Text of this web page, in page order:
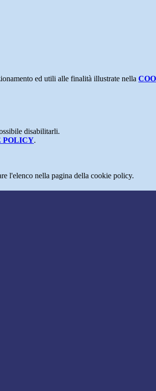
ed utili alle finalità illustrate nella
disabilitarli.
POLICY.
l'elenco nella pagina della cookie policy.